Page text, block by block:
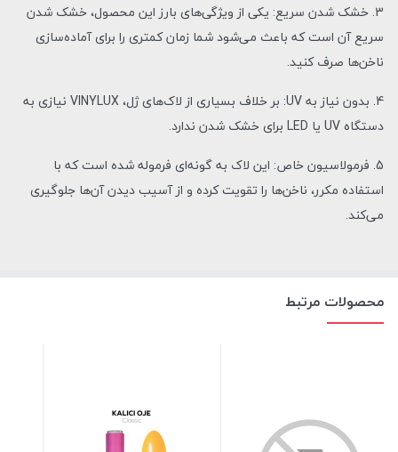
3. خشک شدن سریع: یکی از ویژگی‌های بارز این محصول، خشک شدن
سریع آن است که باعث می‌شود شما زمان کمتری را برای آماده‌سازی
ناخن‌ها صرف کنید.
4. بدون نیاز به UV: بر خلاف بسیاری از لاک‌های ژل، VINYLUX نیازی به
دستگاه UV یا LED برای خشک شدن ندارد.
5. فرمولاسیون خاص: این لاک به گونه‌ای فرموله شده است که با
استفاده مکرر، ناخن‌ها را تقویت کرده و از آسیب دیدن آن‌ها جلوگیری
می‌کند.
محصولات مرتبط